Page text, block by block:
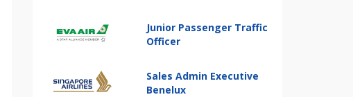
Junior Passenger Traffic
Officer
Sales Admin Executive
Benelux